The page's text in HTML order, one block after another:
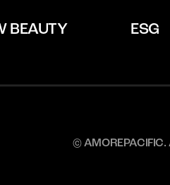
ESG
BEAUTY
©